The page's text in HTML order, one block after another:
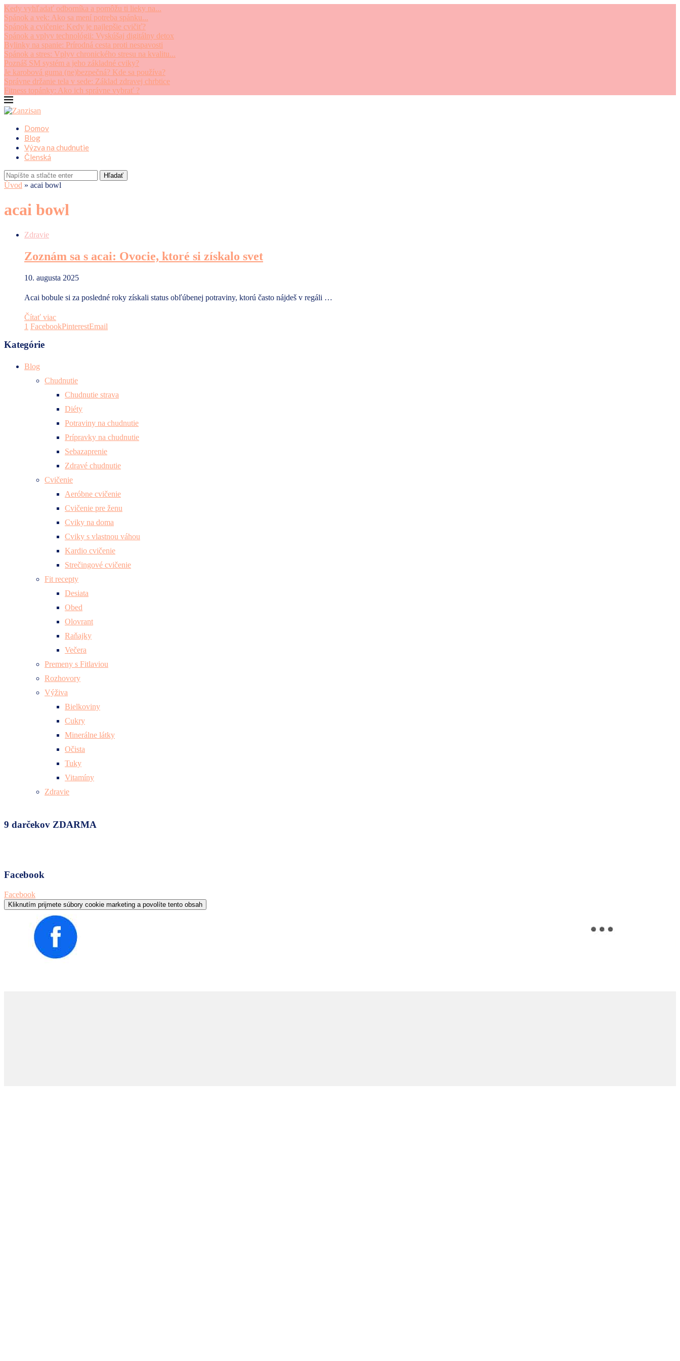
Kedy vyhľadať odborníka a pomôžu ti lieky na...
Spánok a vek: Ako sa mení potreba spánku...
Spánok a cvičenie: Kedy je najlepšie cvičiť?
Spánok a vplyv technológii: Vyskúšaj digitálny detox
Bylinky na spanie: Prírodná cesta proti nespavosti
Spánok a stres: Vplyv chronického stresu na kvalitu...
Poznáš SM systém a jeho základné cviky?
Je karobová guma (ne)bezpečná? Kde sa používa?
Správne držanie tela v sede: Základ zdravej chrbtice
Fitness topánky: Ako ich správne vybrať ?
Domov
Blog
Výzva na chudnutie
Členská
Hľadať
Úvod » acai bowl
acai bowl
Zdravie
Zoznám sa s acai: Ovocie, ktoré si získalo svet
10. augusta 2025
Acai bobule si za posledné roky získali status obľúbenej potraviny, ktorú často nájdeš v regáli …
Čítať viac
1 FacebookPinterestEmail
Kategórie
Blog
Chudnutie
Chudnutie strava
Diéty
Potraviny na chudnutie
Prípravky na chudnutie
Sebazaprenie
Zdravé chudnutie
Cvičenie
Aeróbne cvičenie
Cvičenie pre ženu
Cviky na doma
Cviky s vlastnou váhou
Kardio cvičenie
Strečingové cvičenie
Fit recepty
Desiata
Obed
Olovrant
Raňajky
Večera
Premeny s Fitlaviou
Rozhovory
Výživa
Bielkoviny
Cukry
Minerálne látky
Očista
Tuky
Vitamíny
Zdravie
9 darčekov ZDARMA
Facebook
Facebook
Kliknutím prijmete súbory cookie marketing a povolíte tento obsah